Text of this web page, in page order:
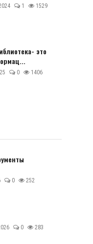
1 1529
это
0 1406
0 252
0 283